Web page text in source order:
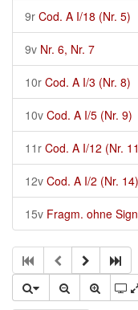
9r Cod. A I/18 (Nr. 5)
9v Nr. 6, Nr. 7
10r Cod. A I/3 (Nr. 8)
10v Cod. A I/5 (Nr. 9)
11r Cod. A I/12 (Nr.
12v Cod. A I/2 (Nr. 14)
15v Fragm. ohne